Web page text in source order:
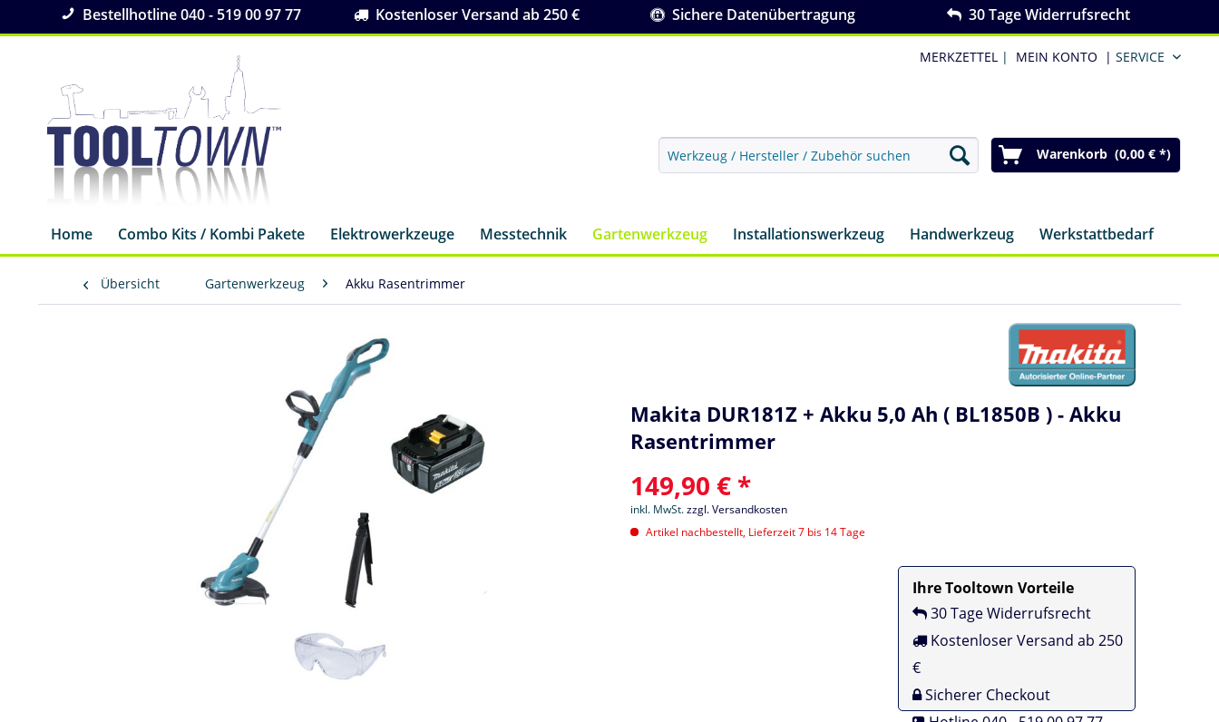
Bestellhotline 040 - 519 00 97 77 Kostenloser Versand ab 250 € Sichere Datenübertragung 30 Tage Widerrufsrecht
MERKZETTEL | MEIN KONTO | SERVICE
Warenkorb (0,00 € *)
Home Combo Kits / Kombi Pakete Elektrowerkzeuge Messtechnik Gartenwerkzeug Installationswerkzeug Handwerkzeug Werkstattbedarf
Übersicht Gartenwerkzeug Akku Rasentrimmer
Makita DUR181Z + Akku 5,0 Ah ( BL1850B ) - Akku
Rasentrimmer
149,90 € *
inkl. MwSt.zzgl. Versandkosten
Artikel nachbestellt, Lieferzeit 7 bis 14 Tage
Ihre Tooltown Vorteile
30 Tage Widerrufsrecht
Kostenloser Versand ab 250
€
Sicherer Checkout